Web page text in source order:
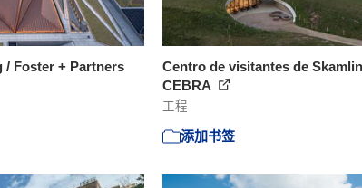
/ Foster + Partners
Centro de visitantes de
CEBRA
工程
添加书签